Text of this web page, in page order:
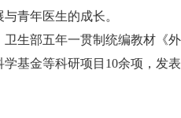
青年医生的成长。
生部五年一贯制统编教材《外
基金等科研项目10余项，发表